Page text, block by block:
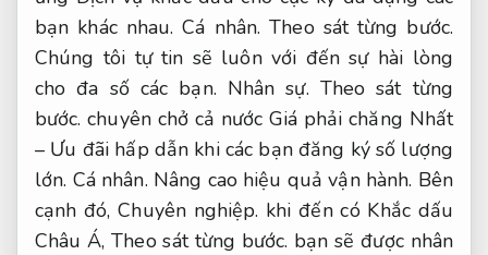
bạn khác nhau.Cá nhân. Theo sát từng bước.
Chúng tôi tự tin sẽ luôn với đến sự hài lòng
cho đa số các bạn. Nhân sự. Theo sát từng
bước. chuyên chở cả nước Giá phải chăng Nhất
– Ưu đãi hấp dẫn khi các bạn đăng ký số lượng
lớn. Cá nhân. Nâng cao hiệu quả vận hành. Bên
cạnh đó,Chuyên nghiệp. khi đến có Khắc dấu
Châu Á,Theo sát từng bước. bạn sẽ được nhân